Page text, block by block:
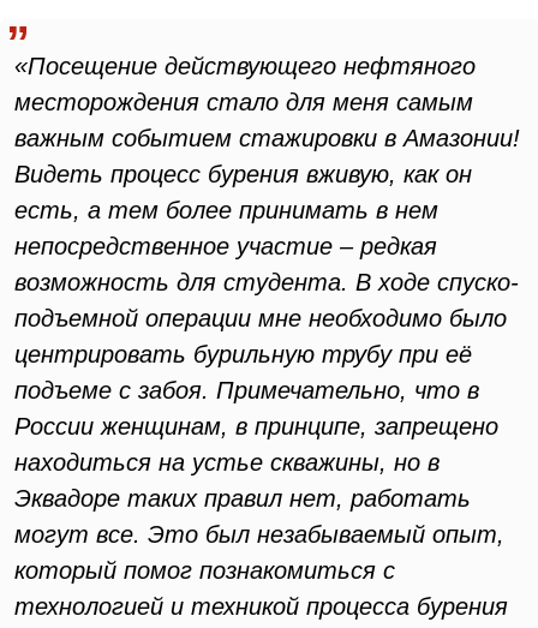
«Посещение действующего нефтяного
месторождения стало для меня самым
важным событием стажировки в Амазонии!
Видеть процесс бурения вживую, как он
есть, а тем более принимать в нем
непосредственное участие – редкая
возможность для студента. В ходе спуско-
подъемной операции мне необходимо было
центрировать бурильную трубу при её
подъеме с забоя. Примечательно, что в
России женщинам, в принципе, запрещено
находиться на устье скважины, но в
Эквадоре таких правил нет, работать
могут все. Это был незабываемый опыт,
который помог познакомиться с
технологией и техникой процесса бурения